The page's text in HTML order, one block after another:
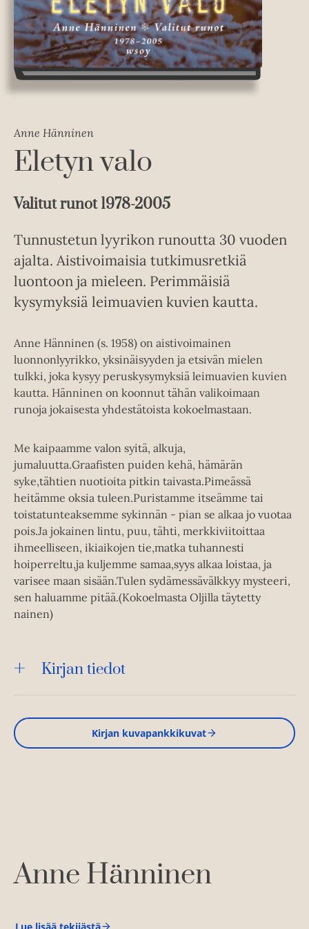
Anne Hänninen
Eletyn valo
Valitut runot 1978-2005
Tunnustetun lyyrikon runoutta 30 vuoden
ajalta. Aistivoimaisia tutkimusretkiä
luontoon ja mieleen. Perimmäisiä
kysymyksiä leimuavien kuvien kautta.
Anne Hänninen (s. 1958) on aistivoimainen
luonnonlyyrikko, yksinäisyyden ja etsivän mielen
tulkki, joka kysyy peruskysymyksiä leimuavien kuvien
kautta. Hänninen on koonnut tähän valikoimaan
runoja jokaisesta yhdestätoista kokoelmastaan.
Me kaipaamme valon syitä, alkuja,
jumaluutta.Graafisten puiden kehä, hämärän
syke,tähtien nuotioita pitkin taivasta.Pimeässä
heitämme oksia tuleen.Puristamme itseämme tai
toistatunteaksemme sykinnän - pian se alkaa jo vuotaa
pois.Ja jokainen lintu, puu, tähti, merkkiviitoittaa
ihmeelliseen, ikiaikojen tie,matka tuhannesti
hoiperreltu,ja kuljemme samaa,syys alkaa loistaa, ja
varisee maan sisään.Tulen sydämessävälkkyy mysteeri,
sen haluamme pitää.(Kokoelmasta Oljilla täytetty
nainen)
Kirjan tiedot
Kirjan kuvapankkikuvat
Anne Hänninen